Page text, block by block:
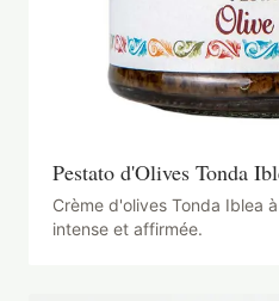
Pestato d'Olives Tonda
Crème d'olives Tonda Iblea
intense et affirmée.